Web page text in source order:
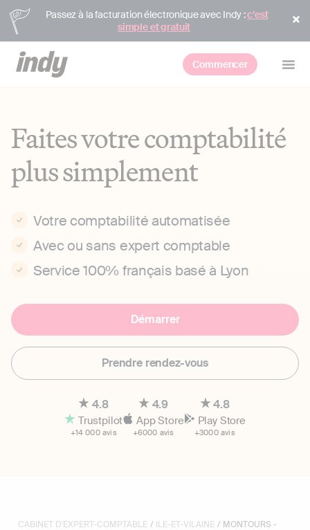
Passez à la facturation électronique avec Indy :c’est
simple et gratuit
Commencer
Faites votre comptabilité
plus simplement
Votre comptabilité automatisée
Avec ou sans expert comptable
Service 100% français basé à Lyon
Démarrer
Prendre rendez-vous
4.8
Trustpilot
+14 000 avis
4.9
App Store
+6000 avis
4.8
Play Store
+3000 avis
CABINET D'EXPERT-COMPTABLE / ILE-ET-VILAINE / MONTOURS -